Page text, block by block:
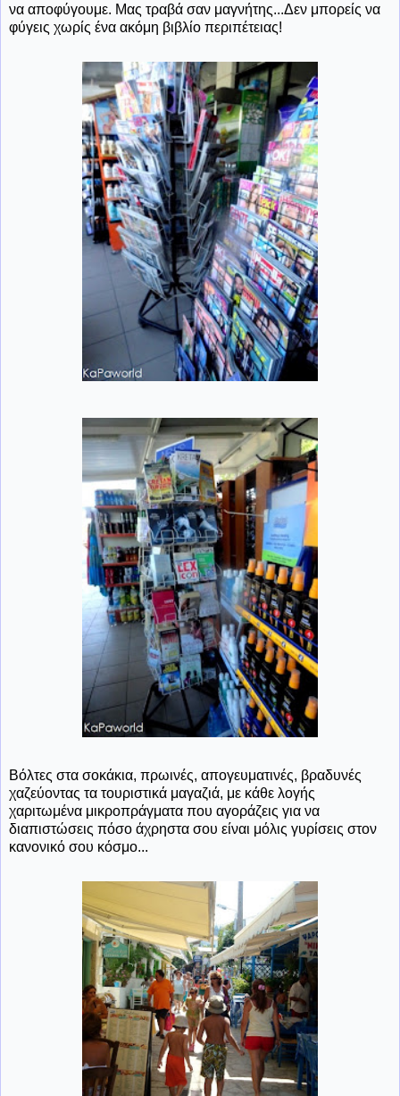
να αποφύγουμε. Μας τραβά σαν μαγνήτης...Δεν μπορείς να
φύγεις χωρίς ένα ακόμη βιβλίο περιπέτειας!
Βόλτες στα σοκάκια, πρωινές, απογευματινές, βραδυνές
χαζεύοντας τα τουριστικά μαγαζιά, με κάθε λογής
χαριτωμένα μικροπράγματα που αγοράζεις για να
διαπιστώσεις πόσο άχρηστα σου είναι μόλις γυρίσεις στον
κανονικό σου κόσμο...